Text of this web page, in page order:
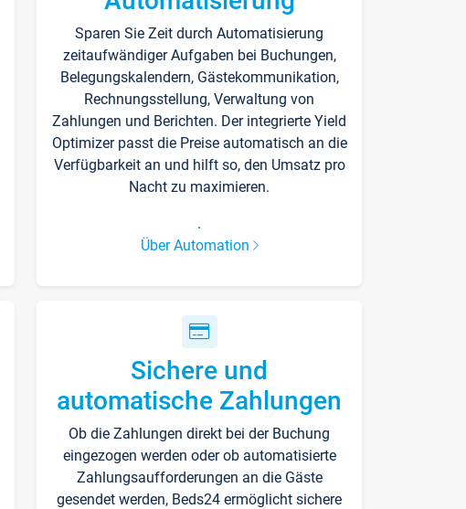
Sparen Sie Zeit durch Automatisierung
zeitaufwändiger Aufgaben bei Buchungen,
Belegungskalendern, Gästekommunikation,
Rechnungsstellung, Verwaltung von
Zahlungen und Berichten. Der integrierte Yield
Optimizer passt die Preise automatisch an die
Verfügbarkeit an und hilft so, den Umsatz pro
Nacht zu maximieren.
.
Über Automation
Sichere und
automatische Zahlungen
Ob die Zahlungen direkt bei der Buchung
eingezogen werden oder ob automatisierte
Zahlungsaufforderungen an die Gäste
gesendet werden, Beds24 ermöglicht sichere